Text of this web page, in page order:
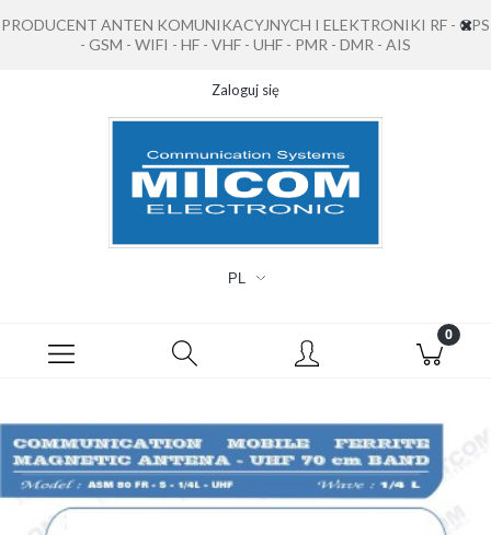
PRODUCENT ANTEN KOMUNIKACYJNYCH I ELEKTRONIKI RF - GPS
- GSM - WIFI - HF - VHF - UHF - PMR - DMR - AIS
Zaloguj się